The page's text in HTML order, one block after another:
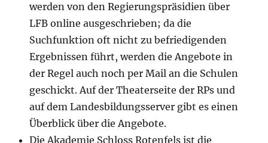
werden von den Regierungspräsidien über
LFB online ausgeschrieben; da die
Suchfunktion oft nicht zu befriedigenden
Ergebnissen führt, werden die Angebote in
der Regel auch noch per Mail an die Schulen
geschickt. Auf der Theaterseite der RPs und
auf dem Landesbildungsserver gibt es einen
Überblick über die Angebote.
Die Akademie Schloss Rotenfels ist die